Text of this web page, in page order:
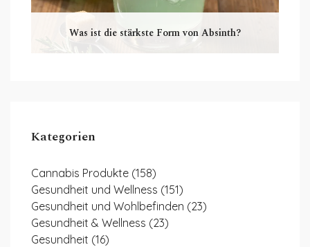
Was ist die stärkste Form von Absinth?
Kategorien
Cannabis Produkte (158)
Gesundheit und Wellness (151)
Gesundheit und Wohlbefinden (23)
Gesundheit & Wellness (23)
Gesundheit (16)